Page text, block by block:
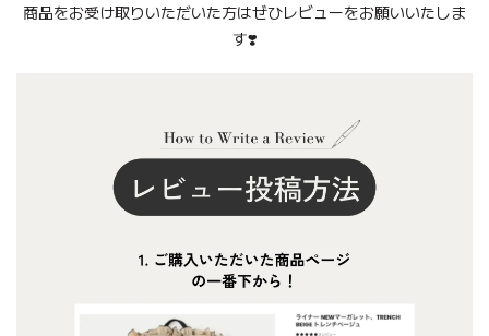
商品をお受け取りいただいた方はぜひレビューをお願いいたしま
す❣️